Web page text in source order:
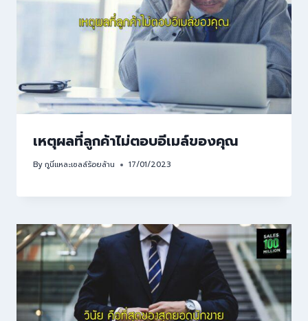
เหตุผลที่ลูกค้าไม่ตอบอีเมล์ของคุณ
Byกูนี่แหละเซลล์ร้อยล้าน 17/01/2023